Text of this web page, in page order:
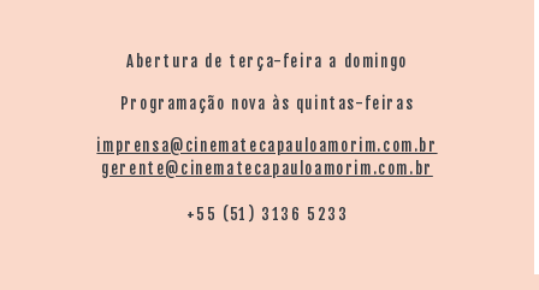
Abertura de terça-feira a domingo
Programação nova às quintas-feiras
imprensa@cinematecapauloamorim.com.br
gerente@cinematecapauloamorim.com.br
+55 (51) 3136 5233